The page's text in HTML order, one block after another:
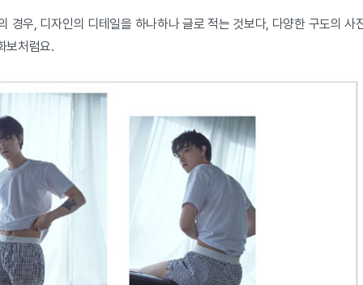
경우, 디자인의 디테일을 하나하나 글로 적는 것보다, 다양한 구도의 사
보처럼요.